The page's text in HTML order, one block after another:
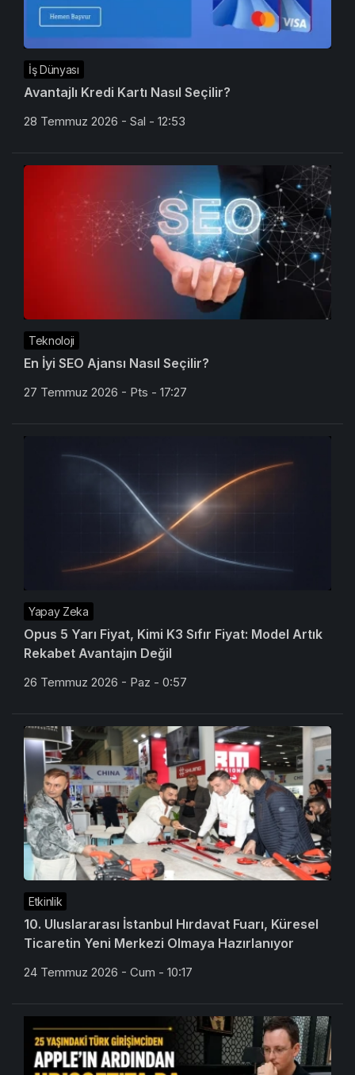
İş Dünyası
Avantajlı Kredi Kartı Nasıl Seçilir?
28 Temmuz 2026 - Sal - 12:53
Teknoloji
En İyi SEO Ajansı Nasıl Seçilir?
27 Temmuz 2026 - Pts - 17:27
Yapay Zeka
Opus 5 Yarı Fiyat, Kimi K3 Sıfır Fiyat: Model Artık
Rekabet Avantajın Değil
26 Temmuz 2026 - Paz - 0:57
Etkinlik
10. Uluslararası İstanbul Hırdavat Fuarı, Küresel
Ticaretin Yeni Merkezi Olmaya Hazırlanıyor
24 Temmuz 2026 - Cum - 10:17